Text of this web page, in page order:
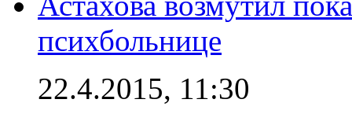
психбольнице
22.4.2015, 11:30